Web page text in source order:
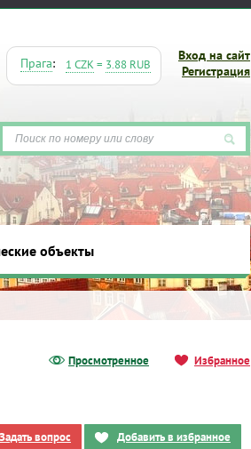
Вход на сайт
Регистрация
Прага: 1 CZK= 3.88 RUB
объекты
Просмотренное Избранное
Задать вопрос Добавить в избранное